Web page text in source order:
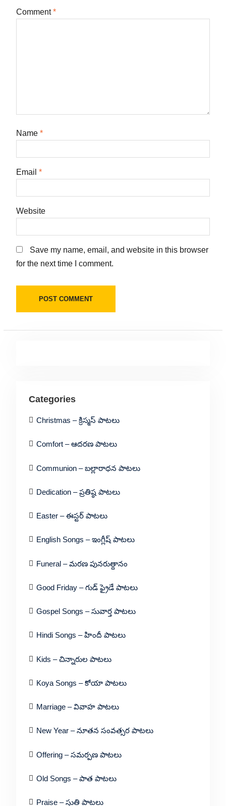
Comment*
Name *
Email *
Website
Save my name, email, and website in this browser
for the next time I comment.
Categories
Christmas – క్రిస్మస్ పాటలు
Comfort – ఆదరణ పాటలు
Communion – బల్లారాధన పాటలు
Dedication – ప్రతిష్ఠ పాటలు
Easter – ఈస్టర్ పాటలు
English Songs – ఇంగ్లీష్ పాటలు
Funeral – మరణ పునరుత్దానం
Good Friday – గుడ్ ఫ్రైడే పాటలు
Gospel Songs – సువార్త పాటలు
Hindi Songs – హిందీ పాటలు
Kids – చిన్నారుల పాటలు
Koya Songs – కోయా పాటలు
Marriage – వివాహ పాటలు
New Year – నూతన సంవత్సర పాటలు
Offering – సమర్పణ పాటలు
Old Songs – పాత పాటలు
Praise – స్తుతి పాటలు